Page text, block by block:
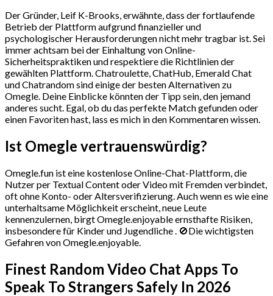
Der Gründer, Leif K-Brooks, erwähnte, dass der fortlaufende
Betrieb der Plattform aufgrund finanzieller und
psychologischer Herausforderungen nicht mehr tragbar ist. Sei
immer achtsam bei der Einhaltung von Online-
Sicherheitspraktiken und respektiere die Richtlinien der
gewählten Plattform. Chatroulette, ChatHub, Emerald Chat
und Chatrandom sind einige der besten Alternativen zu
Omegle. Deine Einblicke könnten der Tipp sein, den jemand
anderes sucht. Egal, ob du das perfekte Match gefunden oder
einen Favoriten hast, lass es mich in den Kommentaren wissen.
Ist Omegle vertrauenswürdig?
Omegle.fun ist eine kostenlose Online-Chat-Plattform, die
Nutzer per Textual Content oder Video mit Fremden verbindet,
oft ohne Konto- oder Altersverifizierung. Auch wenn es wie eine
unterhaltsame Möglichkeit erscheint, neue Leute
kennenzulernen, birgt Omegle.enjoyable ernsthafte Risiken,
insbesondere für Kinder und Jugendliche . 🚫Die wichtigsten
Gefahren von Omegle.enjoyable.
Finest Random Video Chat Apps To
Speak To Strangers Safely In 2026